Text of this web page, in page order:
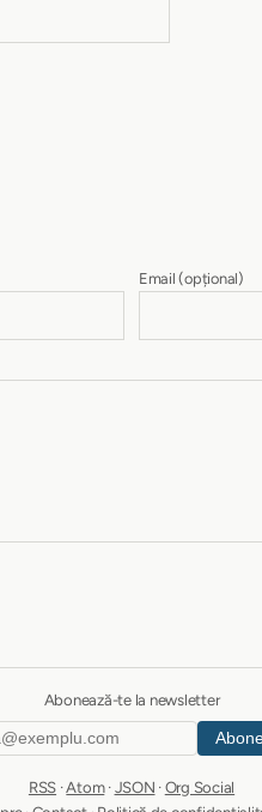
Email(opțional)
Abonează-te la newsletter
RSS ·Atom· JSON · Org Social